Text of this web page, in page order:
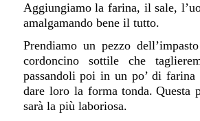
Aggiungiamo la farina, il sale,
amalgamando bene il tutto.
Prendiamo un pezzo
cordoncino sottile che
passandoli poi in un po’ di
dare loro la forma tonda. Questa
sarà la più laboriosa.